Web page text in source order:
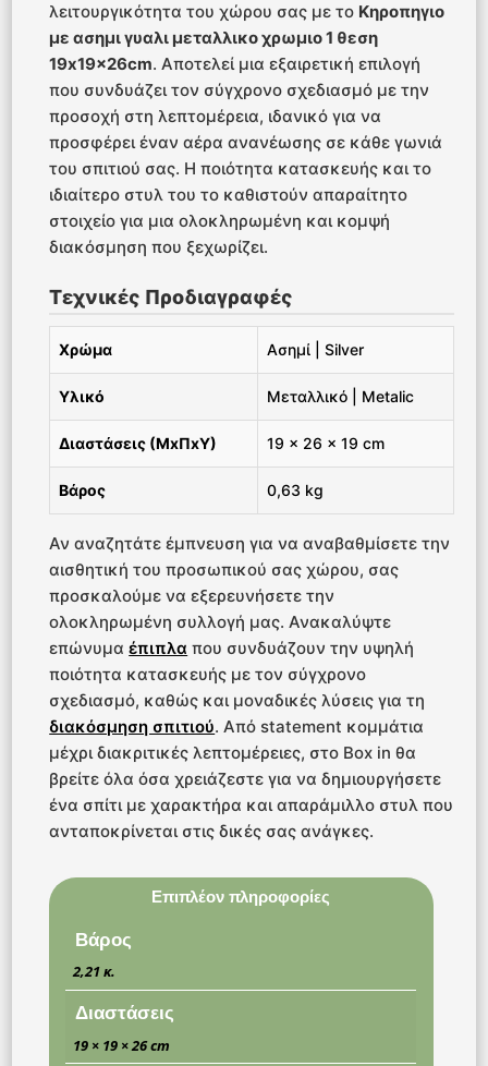
λειτουργικότητα του χώρου σας με το Κηροπηγιο
με ασημι γυαλι μεταλλικο χρωμιο 1 θεση
19x19x26cm. Αποτελεί μια εξαιρετική επιλογή
που συνδυάζει τον σύγχρονο σχεδιασμό με την
προσοχή στη λεπτομέρεια, ιδανικό για να
προσφέρει έναν αέρα ανανέωσης σε κάθε γωνιά
του σπιτιού σας. Η ποιότητα κατασκευής και το
ιδιαίτερο στυλ του το καθιστούν απαραίτητο
στοιχείο για μια ολοκληρωμένη και κομψή
διακόσμηση που ξεχωρίζει.
Τεχνικές Προδιαγραφές
Χρώμα Ασημί | Silver
Υλικό Μεταλλικό | Metalic
Διαστάσεις (ΜxΠxΥ) 19 x 26 x 19 cm
Βάρος 0,63 kg
Αν αναζητάτε έμπνευση για να αναβαθμίσετε την
αισθητική του προσωπικού σας χώρου, σας
προσκαλούμε να εξερευνήσετε την
ολοκληρωμένη συλλογή μας. Ανακαλύψτε
επώνυμαέπιπλα που συνδυάζουν την υψηλή
ποιότητα κατασκευής με τον σύγχρονο
σχεδιασμό, καθώς και μοναδικές λύσεις για τη
διακόσμηση σπιτιού. Από statement κομμάτια
μέχρι διακριτικές λεπτομέρειες, στο Box in θα
βρείτε όλα όσα χρειάζεστε για να δημιουργήσετε
ένα σπίτι με χαρακτήρα και απαράμιλλο στυλ που
ανταποκρίνεται στις δικές σας ανάγκες.
Επιπλέον πληροφορίες
Βάρος
2,21 κ.
Διαστάσεις
19 × 19 × 26 cm